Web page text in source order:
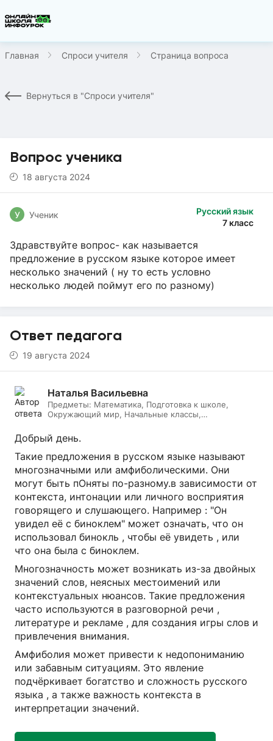
Главная Спроси учителя Страница вопроса
Вернуться в "Спроси учителя"
Вопрос ученика
18 августа 2024
Русский язык
7 класс
У Ученик
Здравствуйте вопрос- как называется
предложение в русском языке которое имеет
несколько значений ( ну то есть условно
несколько людей поймут его по разному)
Ответ педагога
19 августа 2024
Наталья Васильевна
Предметы: Математика, Подготовка к школе,
Окружающий мир, Начальные классы,
Добрый день.
Такие предложения в русском языке называют
многозначными или амфиболическими. Они
могут быть пОняты по-разному.в зависимости от
контекста, интонации или личного восприятия
говорящего и слушающего. Например : "Он
увидел её с биноклем" может означать, что он
использовал бинокль , чтобы её увидеть , или
что она была с биноклем.
Многозначность может возникать из-за двойных
значений слов, неясных местоимений или
контекстуальных нюансов. Такие предложения
часто используются в разговорной речи ,
литературе и рекламе , для создания игры слов и
привлечения внимания.
Амфиболия может привести к недопониманию
или забавным ситуациям. Это явление
подчёркивает богатство и сложность русского
языка , а также важность контекста в
интерпретации значений.